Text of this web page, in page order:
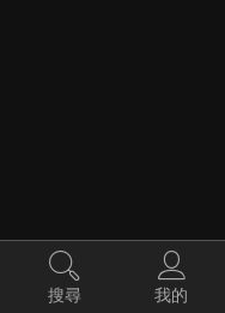
搜尋 我的